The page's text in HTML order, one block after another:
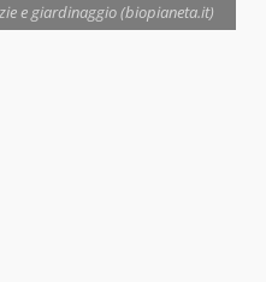
e giardinaggio (biopianeta.it)